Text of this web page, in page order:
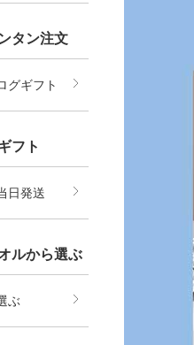
タン注文
グギフト
フト
日発送
ルから選ぶ
ぶ